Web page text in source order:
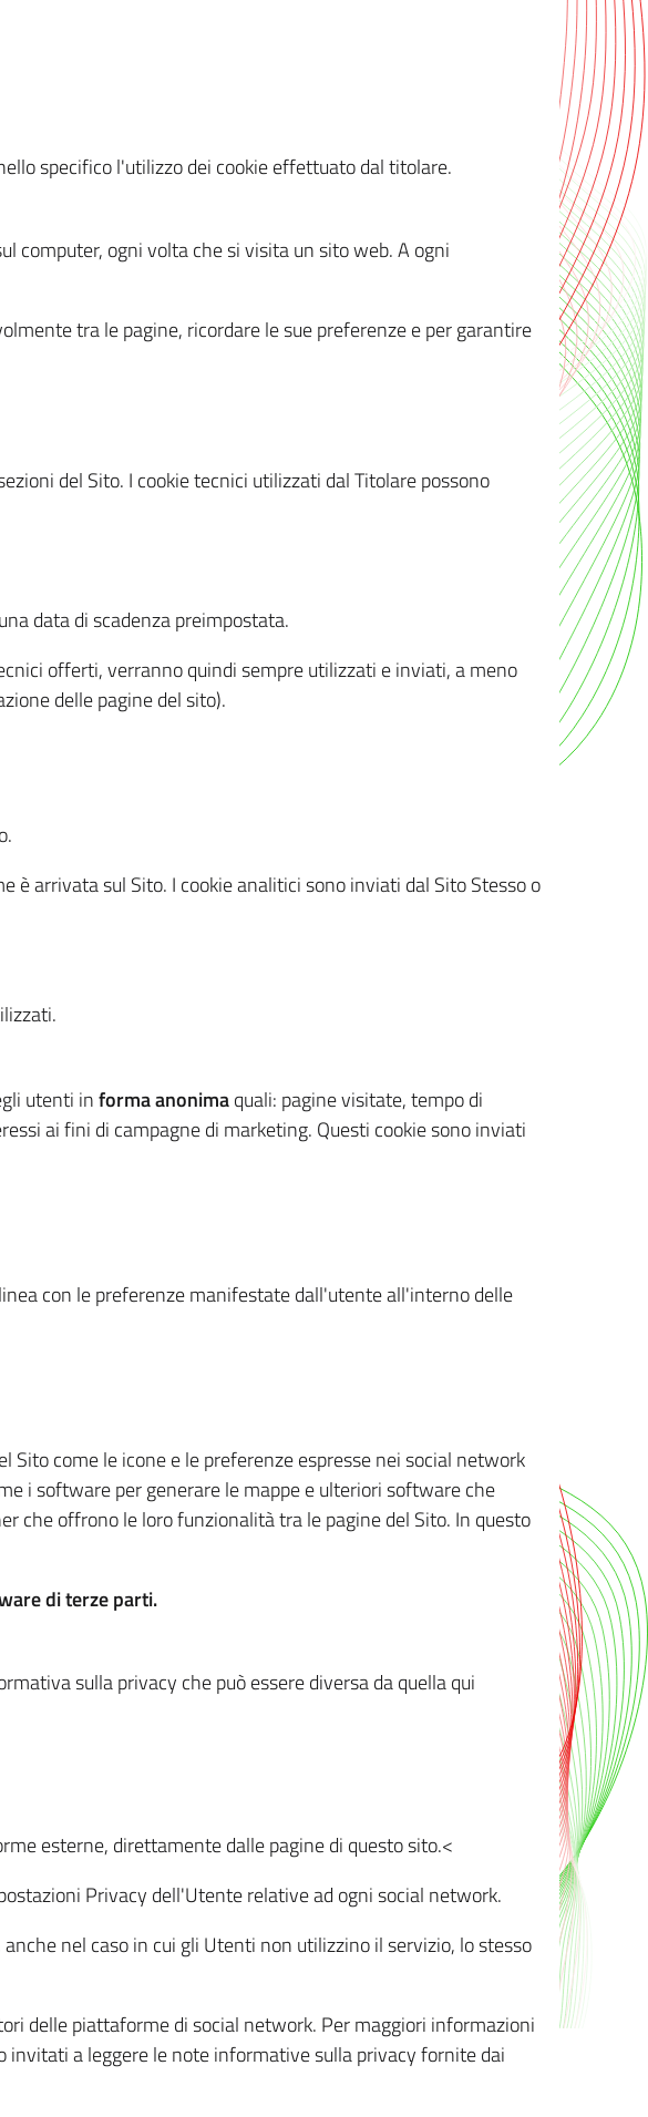
specifico l'utilizzo dei cookie effettuato dal titolare.
computer, ogni volta che si visita un sito web. A ogni
tra le pagine, ricordare le sue preferenze e per garantire
del Sito. I cookie tecnici utilizzati dal Titolare possono
data di scadenza preimpostata.
offerti, verranno quindi sempre utilizzati e inviati, a meno
delle pagine del sito).
arrivata sul Sito. I cookie analitici sono inviati dal Sito Stesso o
utenti informa anonimaquali: pagine visitate, tempo di
ai fini di campagne di marketing. Questi cookie sono inviati
con le preferenze manifestate dall'utente all'interno delle
come le icone e le preferenze espresse nei social network
i software per generare le mappe e ulteriori software che
che offrono le loro funzionalità tra le pagine del Sito. In questo
di terze parti.
sulla privacy che può essere diversa da quella qui
esterne, direttamente dalle pagine di questo sito.<
Privacy dell'Utente relative ad ogni social network.
nel caso in cui gli Utenti non utilizzino il servizio, lo stesso
delle piattaforme di social network. Per maggiori informazioni
a leggere le note informative sulla privacy fornite dai